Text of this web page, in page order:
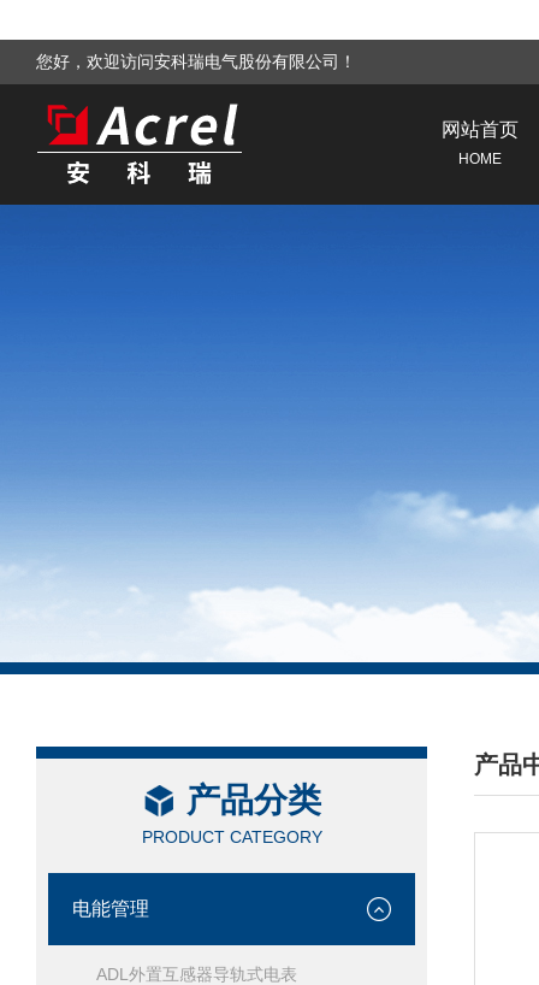
您好，欢迎访问安科瑞电气股份有限公司！
网站首页
HOME
产品分类
PRODUCT CATEGORY
电能管理
ADL外置互感器导轨式电表
产品
/